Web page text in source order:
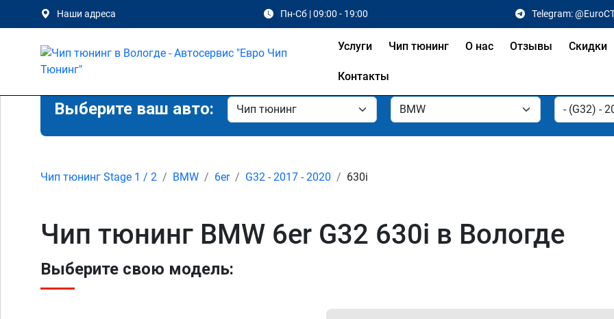
Наши адреса Пн-Сб | 09:00 - 19:00 Telegram:
Услуги Чип тюнинг О нас Отзывы Скидки
Контакты
Выберите ваш авто:
Чип тюнинг Stage 1 / 2 BMW 6er G32 - 2017 - 2020 630i
Чип тюнинг BMW 6er G32 630i в Вологде
Выберите свою модель: